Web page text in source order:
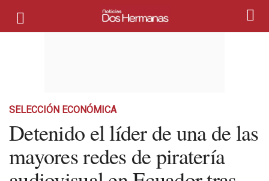
SELECCIÓN ECONÓMICA
Detenido el líder de una de las
mayores redes de piratería